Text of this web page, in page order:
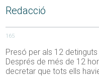
Redacció
165
Presó per als 12
Després de més de 12
decretar que tots ells